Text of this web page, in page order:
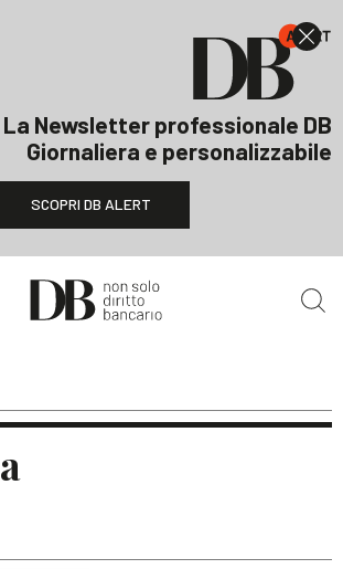
La Newsletter professionale DB
Giornaliera e personalizzabile
SCOPRI DB ALERT